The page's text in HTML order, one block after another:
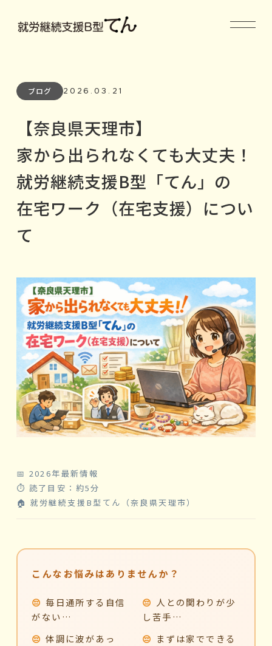
ブログ 2026.03.21
【奈良県天理市】
家から出られなくても大丈夫！
就労継続支援B型「てん」の
在宅ワーク（在宅支援）につい
て
📅 2026年最新情報
⏱ 読了目安：約5分
🏠 就労継続支援B型てん（奈良県天理市）
こんなお悩みはありませんか？
😔毎日通所する自信
がない…
😔 人との関わりが少
し苦手…
😔体調に波があっ
😔 まずは家でできる